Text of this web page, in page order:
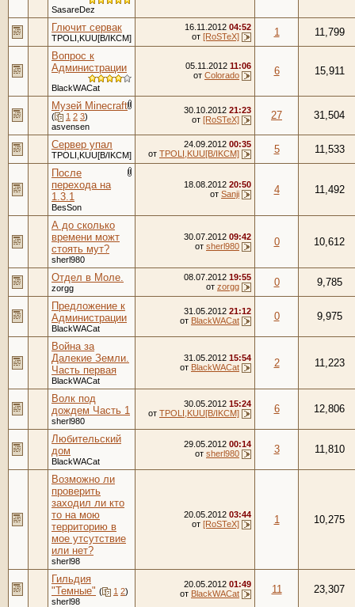
SasareDez
Глючит сервак
TPOLI,KUU[B/IKCM]
16.11.2012 04:52
от [RoSTeX] 1
11,799
Вопрос к
Администрации
BlackWACat
05.11.2012 11:06
от Colorado 6 15,911
Музей Minecraft
( 1 2 3)
asvensen
30.10.2012 21:23
от [RoSTeX] 27 31,504
Сервер упал
TPOLI,KUU[B/IKCM]
24.09.2012 00:35
от TPOLI,KUU[B/IKCM] 5
11,533
После
перехода на
1.3.1
BesSon
18.08.2012 20:50
от Sanji 4 11,492
А до сколько
времени можт
стоять мут?
sherl980
30.07.2012 09:42
от sherl980 0 10,612
Отдел в Моле.
zorgg
08.07.2012 19:55
от zorgg 0
9,785
Предложение к
Администрации
BlackWACat
31.05.2012 21:12
от BlackWACat 0 9,975
Война за
Далекие Земли.
Часть первая
BlackWACat
31.05.2012 15:54
от BlackWACat 2 11,223
Волк под
дождем Часть 1
sherl980
30.05.2012 15:24
от TPOLI,KUU[B/IKCM] 6 12,806
Любительский
дом
BlackWACat
29.05.2012 00:14
от sherl980 3 11,810
Возможно ли
проверить
заходил ли кто
то на мою
территорию в
мое утсутствие
или нет?
sherl98
20.05.2012 03:44
от [RoSTeX] 1 10,275
Гильдия
"Темные" ( 1 2)
sherl98
20.05.2012 01:49
от BlackWACat 11 23,307